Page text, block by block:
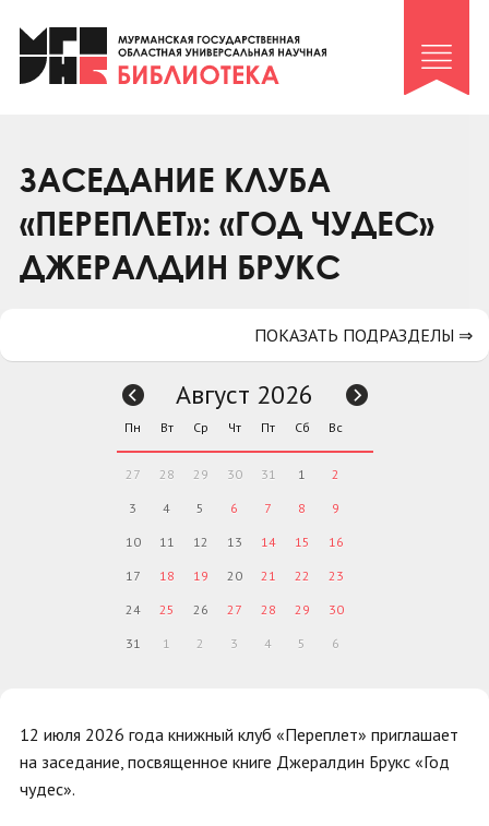
Клуб «Гиря и сельдерей»
Клуб «Семейный архив»
Коллегам
Контакты
ЗАСЕДАНИЕ КЛУБА
«ПЕРЕПЛЕТ»: «ГОД ЧУДЕС»
ДЖЕРАЛДИН БРУКС
12 июля 2026 года книжный клуб «Переплет» приглашает
на заседание, посвященное книге Джералдин Брукс «Год
чудес».
ПОКАЗАТЬ ПОДРАЗДЕЛЫ ⇒
Август 2026
Пн Вт Ср Чт Пт Сб Вс
27 28 29 30 31 1 2
3 4 5 6 7 8 9
10 11 12 13 14 15 16
17 18 19 20 21 22 23
24 25 26 27 28 29 30
31 1 2 3 4 5 6